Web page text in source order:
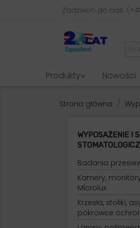
Zadzwoń do nas:
Produkty Nowości
Strona główna
WYPOSAŻENIE I
Badania
Kamery,
Microlux
Krzesła, stoliki,
pokrowce